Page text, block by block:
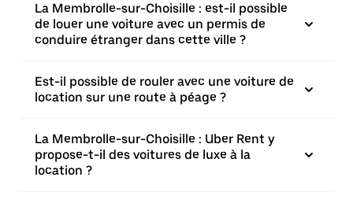
La Membrolle-sur-Choisille : est-il possible
de louer une voiture avec un permis de
conduire étranger dans cette ville ?
Est-il possible de rouler avec une voiture de
location sur une route à péage ?
La Membrolle-sur-Choisille : Uber Rent y
propose-t-il des voitures de luxe à la
location ?